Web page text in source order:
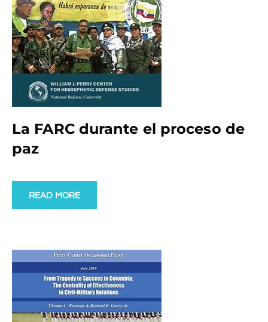
La FARC durante el proceso de
paz
READ MORE